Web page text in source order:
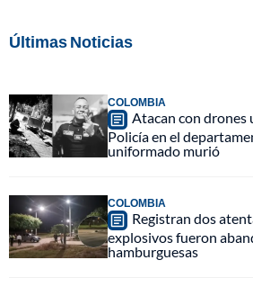
Últimas Noticias
COLOMBIA
Atacan con drones
Policía en el
uniformado murió
COLOMBIA
Registran dos
explosivos fueron
hamburguesas